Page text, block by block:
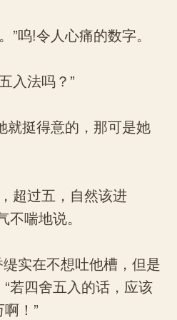
呜!令人心痛的数字。
入法吗？”
就挺得意的，那可是她
超过五，自然该进
喘地说。
实在不想吐他槽，但是
若四舍五入的话，应该
！”